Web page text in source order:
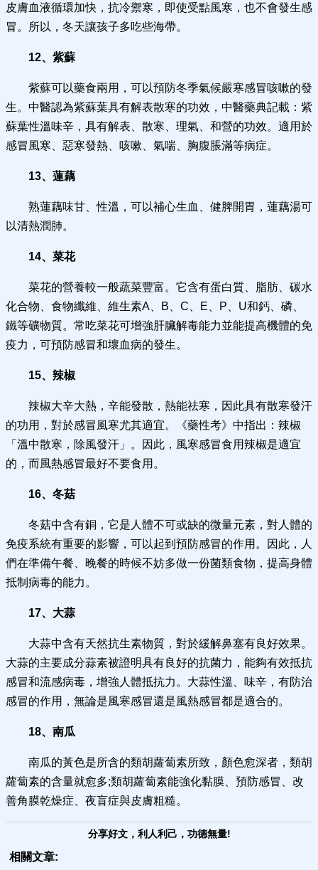
皮膚血液循環加快，抗冷禦寒，即使受點風寒，也不會發生感
冒。所以，冬天讓孩子多吃些海帶。
12、紫蘇
紫蘇可以藥食兩用，可以預防冬季氣候嚴寒感冒咳嗽的發
生。中醫認為紫蘇葉具有解表散寒的功效，中醫藥典記載：紫
蘇葉性溫味辛，具有解表、散寒、理氣、和營的功效。適用於
感冒風寒、惡寒發熱、咳嗽、氣喘、胸腹脹滿等病症。
13、蓮藕
熟蓮藕味甘、性溫，可以補心生血、健脾開胃，蓮藕湯可
以清熱潤肺。
14、菜花
菜花的營養較一般蔬菜豐富。它含有蛋白質、脂肪、碳水
化合物、食物纖維、維生素A、B、C、E、P、U和鈣、磷、
鐵等礦物質。常吃菜花可增強肝臟解毒能力並能提高機體的免
疫力，可預防感冒和壞血病的發生。
15、辣椒
辣椒大辛大熱，辛能發散，熱能祛寒，因此具有散寒發汗
的功用，對於感冒風寒尤其適宜。《藥性考》中指出：辣椒
「溫中散寒，除風發汗」。因此，風寒感冒食用辣椒是適宜
的，而風熱感冒最好不要食用。
16、冬菇
冬菇中含有銅，它是人體不可或缺的微量元素，對人體的
免疫系統有重要的影響，可以起到預防感冒的作用。因此，人
們在準備午餐、晚餐的時候不妨多做一份菌類食物，提高身體
抵制病毒的能力。
17、大蒜
大蒜中含有天然抗生素物質，對於緩解鼻塞有良好效果。
大蒜的主要成分蒜素被證明具有良好的抗菌力，能夠有效抵抗
感冒和流感病毒，增強人體抵抗力。大蒜性溫、味辛，有防治
感冒的作用，無論是風寒感冒還是風熱感冒都是適合的。
18、南瓜
南瓜的黃色是所含的類胡蘿蔔素所致，顏色愈深者，類胡
蘿蔔素的含量就愈多;類胡蘿蔔素能強化黏膜、預防感冒、改
善角膜乾燥症、夜盲症與皮膚粗糙。
分享好文，利人利己，功德無量!
相關文章: